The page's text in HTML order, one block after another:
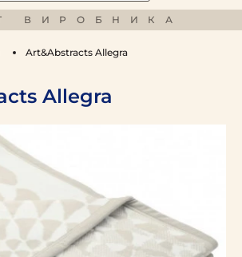
ВИРОБНИКА
Art&Abstracts Allegra
Allegra